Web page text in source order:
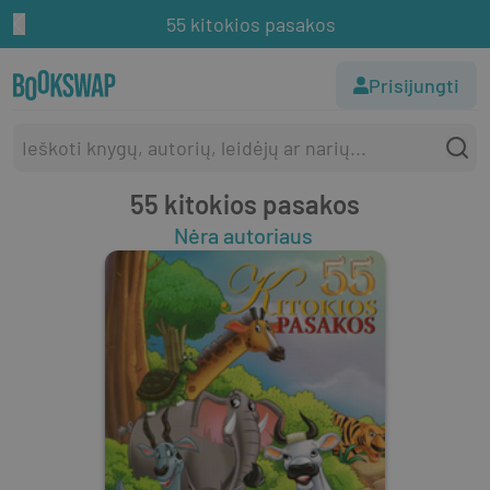
55 kitokios pasakos
Prisijungti
55 kitokios pasakos
Nėra autoriaus